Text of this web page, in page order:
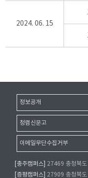
2024. 06. 15
정보공개
청렴신문고
이메일무단수집거부
[충주캠퍼스]
27469 충청북
[증평캠퍼스]
27909 충청북